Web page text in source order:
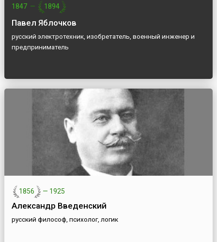
1847 — 1894
Павел Яблочков
русский электротехник, изобретатель, военный инженер и
предприниматель
1856 — 1925
Александр Введенский
русский философ, психолог, логик